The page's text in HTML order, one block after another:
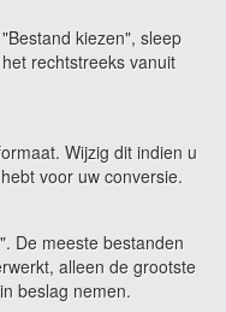
kiezen", sleep
rechtstreeks vanuit
Wijzig dit indien u
voor uw conversie.
De meeste bestanden
alleen de grootste
beslag nemen.